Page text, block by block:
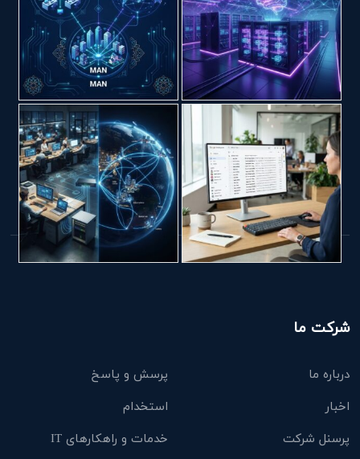
شرکت ما
درباره ما
پرسش و پاسخ
اخبار
استخدام
پرسنل شرکت
خدمات و راهکارهای IT